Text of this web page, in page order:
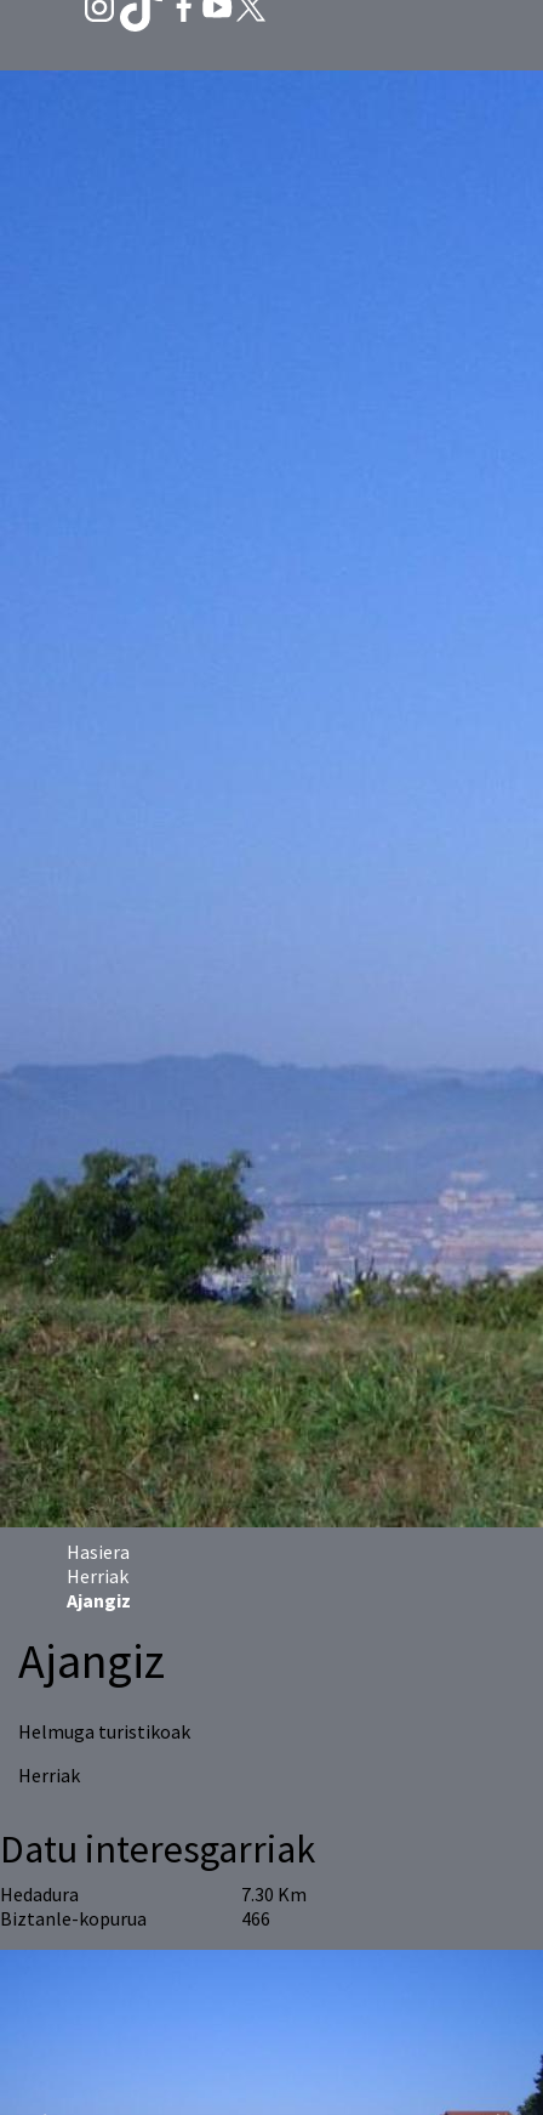
Hasiera
Herriak
Ajangiz
Ajangiz
Helmuga turistikoak
Herriak
Datu interesgarriak
Hedadura
7.30 Km
Biztanle-kopurua
466